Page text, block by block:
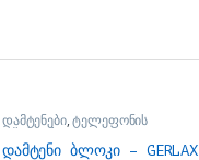
დამტენები,ტელეფონის
აქსესუარი
დამტენი ბლოკი – GERLAX